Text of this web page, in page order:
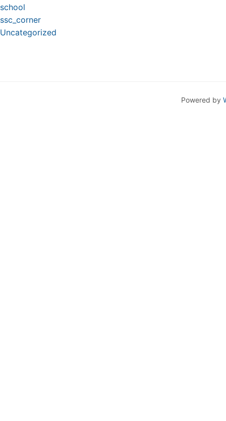
school
ssc_corner
Uncategorized
Powered by